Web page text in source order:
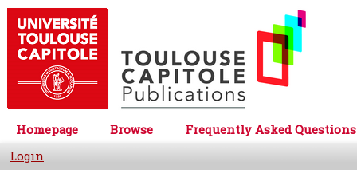
Homepage Browse
Frequently Asked Questions
Login